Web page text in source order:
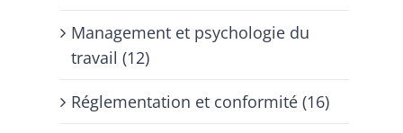
Management et psychologie du
travail (12)
Réglementation et conformité (16)